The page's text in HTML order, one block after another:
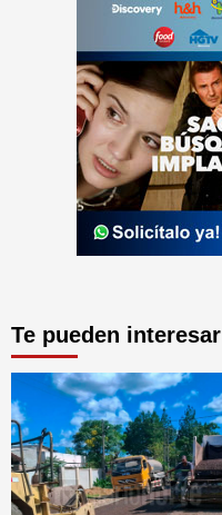
Te pueden interesar